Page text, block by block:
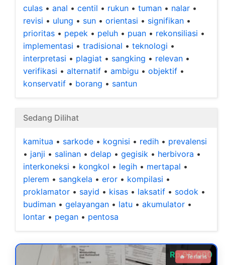
culas • anal • centil • rukun • tuman • nalar •
revisi • ulung • sun • orientasi • signifikan •
prioritas • pepek • peluh • puan • rekonsiliasi •
implementasi • tradisional • teknologi •
interpretasi • plagiat • sangking • relevan •
verifikasi • alternatif • ambigu • objektif •
konservatif • borang • santun
Sedang Dilihat
kamitua • sarkode • kognisi • redih • prevalensi
• janji • salinan • delap • gegisik • herbivora •
interkoneksi • kongkol • legih • mertapal •
plerem • sangkela • eror • kompilasi •
proklamator • sayid • kisas • laksatif • sodok •
budiman • gelayangan • latu • akumulator •
lontar • pegan • pentosa
Rp 99.000
🔥 Terlaris